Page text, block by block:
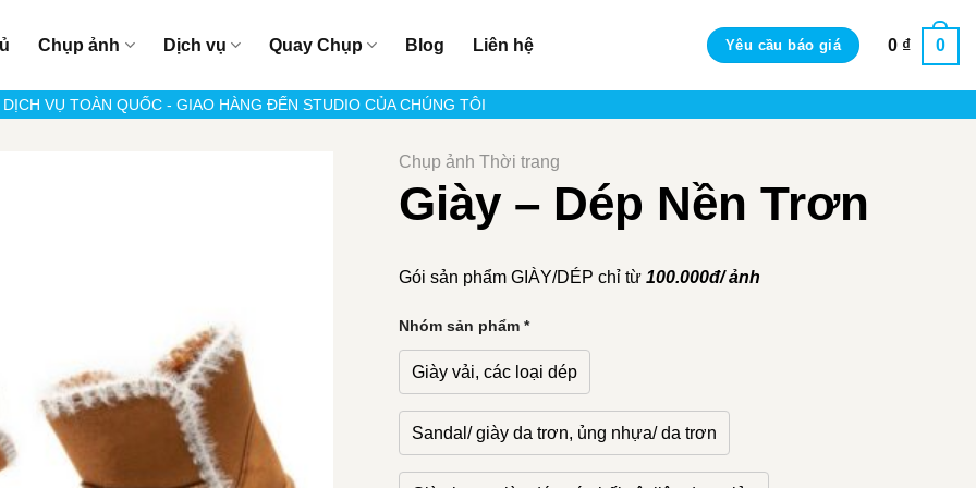
Chụp ảnh Dịch vụ Quay Chụp Blog Liên hệ Yêu cầu báo giá 0 ₫ 0
DỊCH VỤ TOÀN QUỐC - GIAO HÀNG ĐẾN STUDIO CỦA CHÚNG TÔI
Chụp ảnh Thời trang
Giày – Dép Nền Trơn
Gói sản phẩm GIÀY/DÉP chỉ từ 100.000đ/ ảnh
Nhóm sản phẩm *
Giày vải, các loại dép
Sandal/ giày da trơn, ủng nhựa/ da trơn